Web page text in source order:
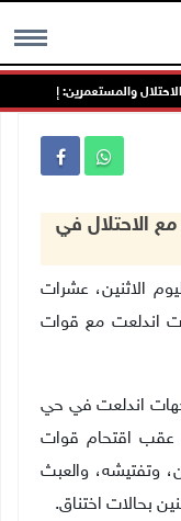
MENU
والمستعمرين: إصابات
الاحتلال في
فجر اليوم الاثنين، عشرات
اندلعت مع قوات
اندلعت في حي
عقب اقتحام قوات
وتفتيشه، والعبث
بحالات اختناق.